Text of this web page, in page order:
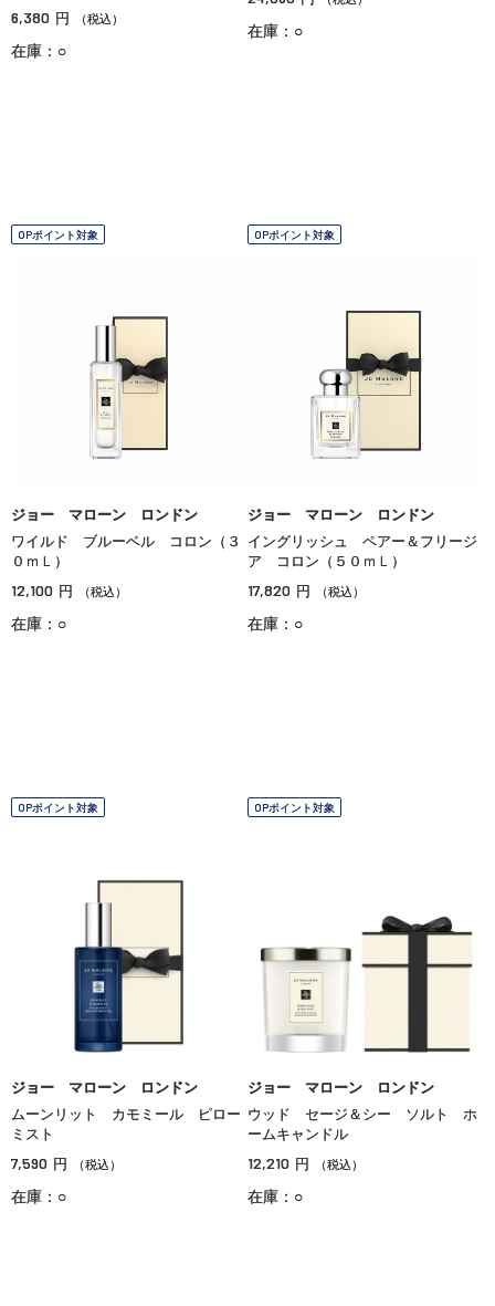
6,380 円 （税込）
在庫：○
在庫：○
OPポイント対象
ジョー マローン ロンドン
ワイルド ブルーベル コロン（３
０ｍＬ）
12,100 円 （税込）
在庫：○
OPポイント対象
ジョー マローン ロンドン
イングリッシュ ペアー＆フリージ
ア コロン（５０ｍＬ）
17,820 円 （税込）
在庫：○
OPポイント対象
ジョー マローン ロンドン
ムーンリット カモミール ピロー
ミスト
7,590 円 （税込）
在庫：○
OPポイント対象
ジョー マローン ロンドン
ウッド セージ＆シー ソルト ホ
ームキャンドル
12,210 円 （税込）
在庫：○